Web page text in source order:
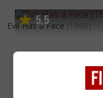
5,5
Evil Has a Face (1996)